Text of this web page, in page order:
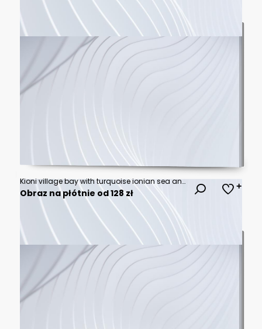
Kioni village bay with turquoise ionian sea and traditional boats
Obraz na płótnie od 128 zł